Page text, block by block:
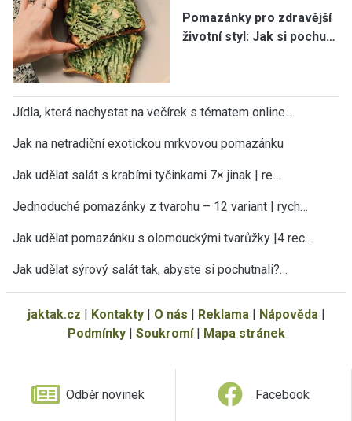
Pomazánky pro zdravější
životní styl: Jak si pochu…
Jídla, která nachystat na večírek s tématem online…
Jak na netradiční exotickou mrkvovou pomazánku
Jak udělat salát s krabími tyčinkami 7× jinak | re…
Jednoduché pomazánky z tvarohu – 12 variant | rych…
Jak udělat pomazánku s olomouckými tvarůžky |4 rec…
Jak udělat sýrový salát tak, abyste si pochutnali?…
jaktak.cz | Kontakty| O nás | Reklama| Nápověda|
Podmínky| Soukromí| Mapa stránek
Odběr novinek Facebook